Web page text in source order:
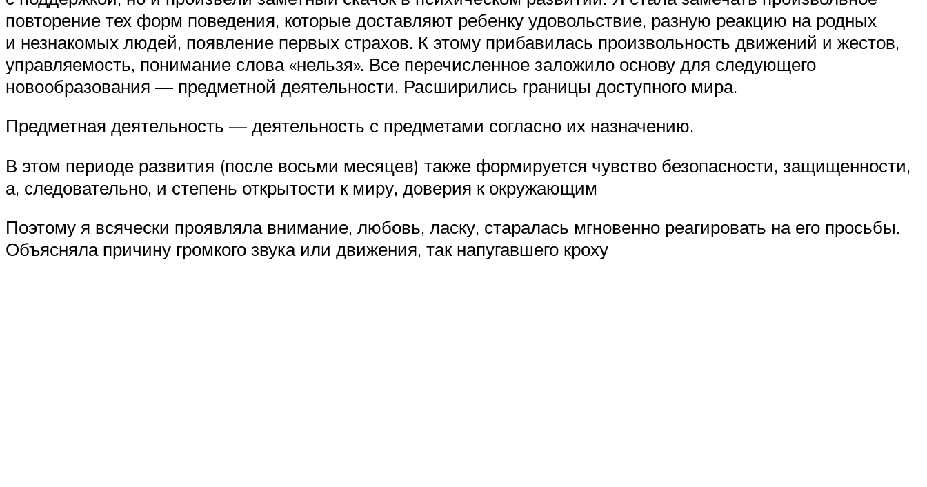
повторение тех форм поведения, которые доставляют ребенку удовольствие, разную реакцию на родных
и незнакомых людей, появление первых страхов. К этому прибавилась произвольность движений и жестов,
управляемость, понимание слова «нельзя». Все перечисленное заложило основу для следующего
новообразования — предметной деятельности. Расширились границы доступного мира.
Предметная деятельность — деятельность с предметами согласно их назначению.
В этом периоде развития (после восьми месяцев) также формируется чувство безопасности, защищенности,
а, следовательно, и степень открытости к миру, доверия к окружающим
Поэтому я всячески проявляла внимание, любовь, ласку, старалась мгновенно реагировать на его просьбы.
Объясняла причину громкого звука или движения, так напугавшего кроху